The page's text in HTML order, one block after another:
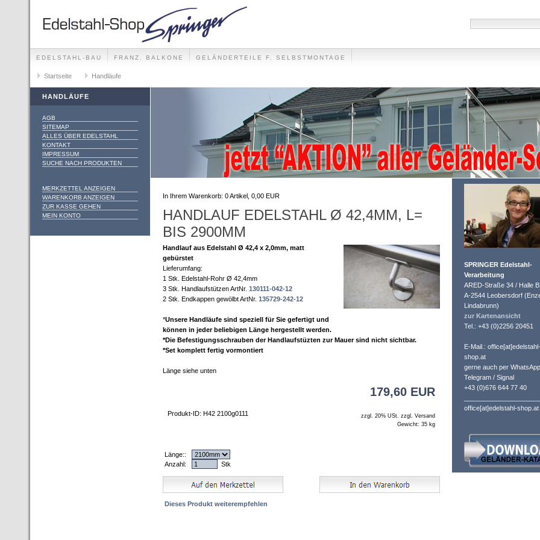
EDELSTAHL-BAU FRANZ. BALKONE GELÄNDERTEILE F. SELBSTMONTAGE
GELÄNDER-SETS FÜR ALLE MONTAGEMÖGLICHKEITEN
Startseite Handläufe
HANDLÄUFE
AGB
SITEMAP
ALLES ÜBER EDELSTAHL
KONTAKT
IMPRESSUM
SUCHE NACH PRODUKTEN
MERKZETTEL ANZEIGEN
WARENKORB ANZEIGEN
ZUR KASSE GEHEN
MEIN KONTO
In Ihrem Warenkorb: 0Artikel, 0,00 EUR
HANDLAUF EDELSTAHL Ø 42,4MM, L=
BIS 2900MM
Handlauf aus Edelstahl Ø 42,4 x 2,0mm, matt
gebürstet
Lieferumfang:
1 Stk. Edelstahl-Rohr Ø 42,4mm
3 Stk. Handlaufstützen ArtNr. 130111-042-12
2 Stk. Endkappen gewölbt ArtNr. 135729-242-12
*Unsere Handläufe sind speziell für Sie gefertigt und
können in jeder beliebigen Länge hergestellt werden.
*Die Befestigungsschrauben der Handlaufstüzten zur Mauer sind nicht sichtbar.
*Set komplett fertig vormontiert
Länge siehe unten
179,60 EUR
Produkt-ID: H42 2100g0111
zzgl. 20% USt. zzgl. Versand
Gewicht: 35 kg
Länge::
Anzahl:
Stk
Dieses Produkt weiterempfehlen
SPRINGER Edelstahl-
Verarbeitung
ARED-Straße 34 / Halle
A-2544 Leobersdorf
Lindabrunn)
zur Kartenansicht
Tel.: +43 (0)2256 20451
E-Mail.: office[at]edelstahl-
shop.at
gerne auch per
Telegram / Signal
+43 (0)676 644 77 40
office[at]edelstahl-shop.at